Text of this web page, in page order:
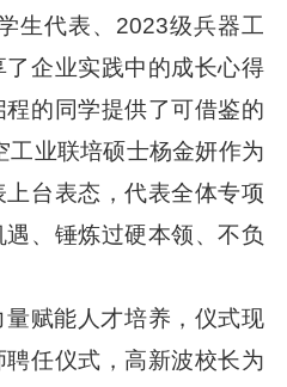
生代表、2023级兵器工
企业实践中的成长心得
的同学提供了可借鉴的
工业联培硕士杨金妍作为
台表态，代表全体专项
、锤炼过硬本领、不负
赋能人才培养，仪式现
任仪式，高新波校长为